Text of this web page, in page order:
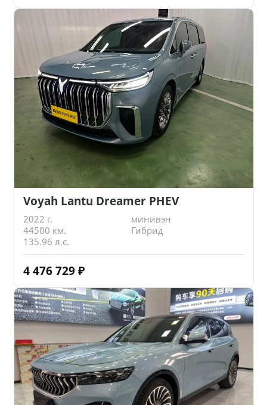
Voyah Lantu Dreamer PHEV
2022 г.
минивэн
44500 км.
Гибрид
135.96 л.с.
4 476 729 ₽